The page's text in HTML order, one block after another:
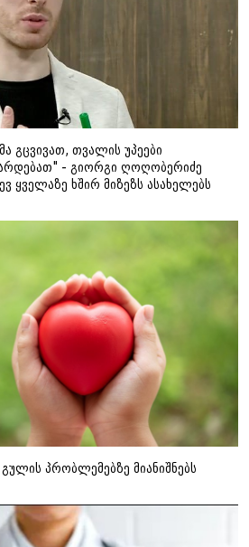
თვალის უპეები
- გიორგი ღოღობერიძე
ყველაზე ხშირ მიზეზს ასახელებს
პრობლემებზე მიანიშნებს